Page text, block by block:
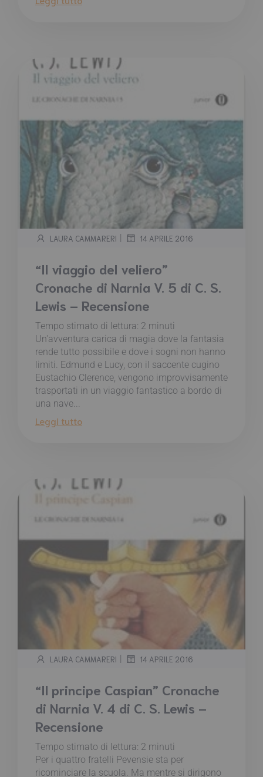
LAURA CAMMARERI | 14 APRILE 2016
“Il viaggio del veliero”
Cronache di Narnia V. 5 di C. S.
Lewis – Recensione
Tempo stimato di lettura: 2 minuti
Un'avventura carica di magia dove la fantasia
rende tutto possibile e dove i sogni non hanno
limiti. Edmund e Lucy, con il saccente cugino
Eustachio Clerence, vengono improvvisamente
trasportati in un viaggio fantastico a bordo di
una nave...
Leggi tutto
LAURA CAMMARERI | 14 APRILE 2016
“Il principe Caspian” Cronache
di Narnia V. 4 di C. S. Lewis –
Recensione
Tempo stimato di lettura: 2 minuti
Per i quattro fratelli Pevensie sta per
ricominciare la scuola. Ma mentre si dirigono